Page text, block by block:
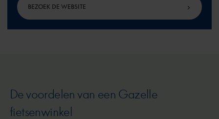
BEZOEK DE WEBSITE
De voordelen van een Gazelle
fietsenwinkel